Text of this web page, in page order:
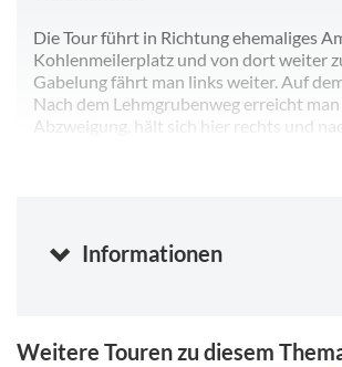
Die Tour führt in Richtung ehemaliges
Kohlenmeilerplatz und von dort weiter
Gabelung fährt man links weiter. Auf
Nach dem Lehmgrubenweg erreicht
Abzweigung, hält sich hier rechts und
Aussichtsturm führt. Auf ihr geht es
weiß-rot-weißen Markierung bis Bučina
Schwarzachtal-Radweg und nach
Informationen
Weitere Touren zu diesem